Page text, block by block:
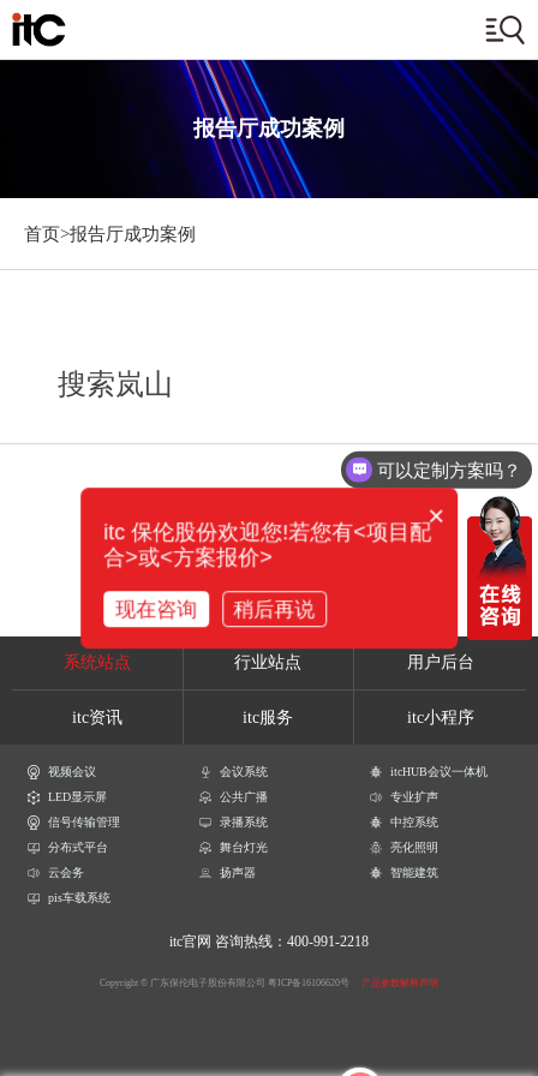
报告厅成功案例
首页>报告厅成功案例
搜索岚山
系统站点 行业站点 用户后台
itc资讯 itc服务 itc小程序
视频会议 会议系统
itcHUB会议一体机
LED显示屏
公共广播
专业扩声
信号传输管理
录播系统
中控系统
分布式平台
舞台灯光
亮化照明
云会务
扬声器
智能建筑
pis车载系统
itc官网 咨询热线：400-991-2218
Copyright © 广东保伦电子股份有限公司 粤ICP备16106620号 产品参数解释声明
可以定制方案吗？
×
itc 保伦股份欢迎您!若您有<项目配
合>或<方案报价>
现在咨询 稍后再说